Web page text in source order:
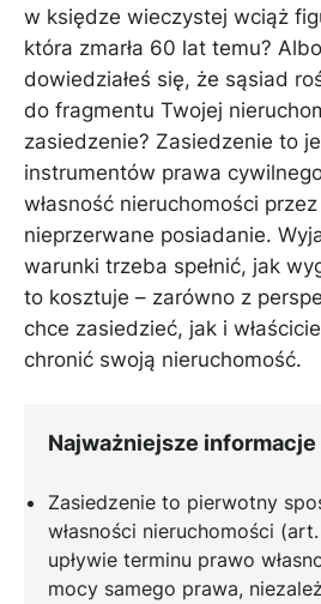
w księdze wieczystej wciąż
która zmarła 60 lat temu?
dowiedziałeś się, że sąsiad
do fragmentu Twojej
zasiedzenie? Zasiedzenie to
instrumentów prawa
własność nieruchomości przez
nieprzerwane posiadanie.
warunki trzeba spełnić, jak
to kosztuje – zarówno z
chce zasiedzieć, jak i
chronić swoją nieruchomość.
Najważniejsze
Zasiedzenie to pierwotny
własności nieruchomości
upływie terminu prawo
mocy samego prawa,